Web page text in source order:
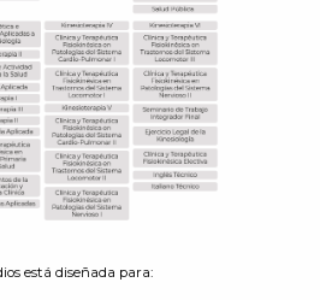
está diseñada para: